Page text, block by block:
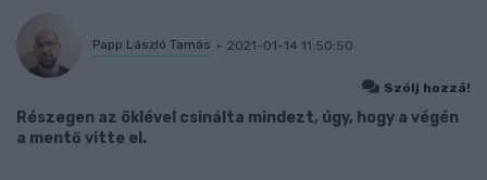
Papp László Tamás 2021-01-14 11:50:50
Szólj hozzá!
Részegen az öklével csinálta mindezt, úgy, hogy a végén
a mentő vitte el.